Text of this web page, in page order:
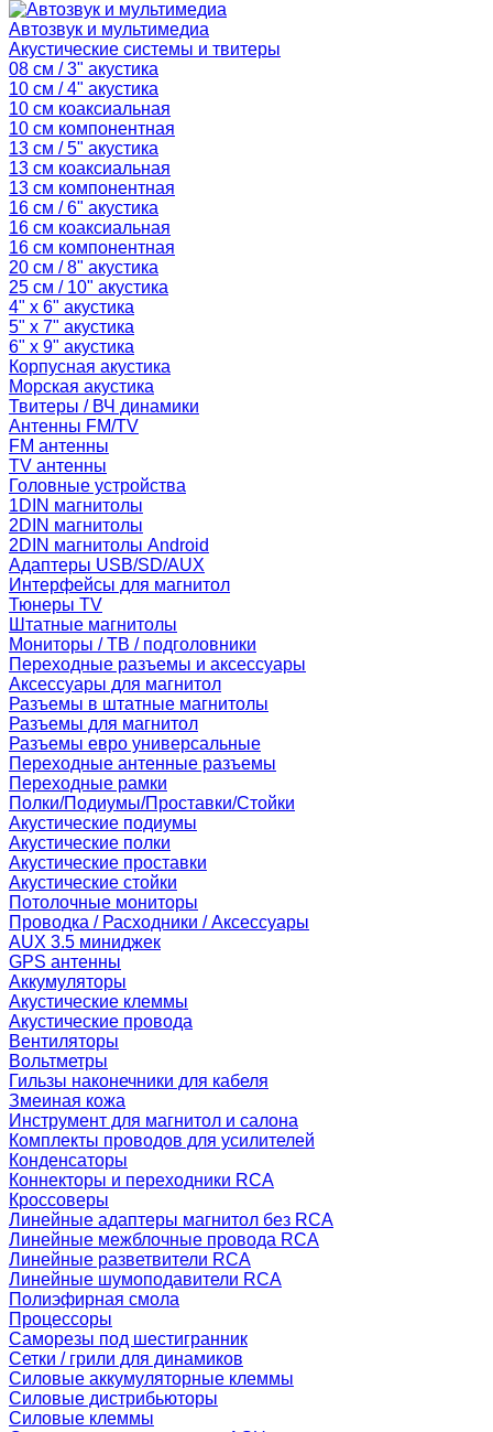
Автозвук и мультимедиа
Акустические системы и твитеры
08 см / 3" акустика
10 см / 4" акустика
10 см коаксиальная
10 см компонентная
13 см / 5" акустика
13 см коаксиальная
13 см компонентная
16 см / 6" акустика
16 см коаксиальная
16 см компонентная
20 см / 8" акустика
25 см / 10" акустика
4" x 6" акустика
5" x 7" акустика
6" x 9" акустика
Корпусная акустика
Морская акустика
Твитеры / ВЧ динамики
Антенны FM/TV
FM антенны
TV антенны
Головные устройства
1DIN магнитолы
2DIN магнитолы
2DIN магнитолы Android
Адаптеры USB/SD/AUX
Интерфейсы для магнитол
Тюнеры TV
Штатные магнитолы
Мониторы / ТВ / подголовники
Переходные разъемы и аксессуары
Аксессуары для магнитол
Разъемы в штатные магнитолы
Разъемы для магнитол
Разъемы евро универсальные
Переходные антенные разъемы
Переходные рамки
Полки/Подиумы/Проставки/Стойки
Акустические подиумы
Акустические полки
Акустические проставки
Акустические стойки
Потолочные мониторы
Проводка / Расходники / Аксессуары
AUX 3.5 миниджек
GPS антенны
Аккумуляторы
Акустические клеммы
Акустические провода
Вентиляторы
Вольтметры
Гильзы наконечники для кабеля
Змеиная кожа
Инструмент для магнитол и салона
Комплекты проводов для усилителей
Конденсаторы
Коннекторы и переходники RCA
Кроссоверы
Линейные адаптеры магнитол без RCA
Линейные межблочные провода RCA
Линейные разветвители RCA
Линейные шумоподавители RCA
Полиэфирная смола
Процессоры
Саморезы под шестигранник
Сетки / грили для динамиков
Силовые аккумуляторные клеммы
Силовые дистрибьюторы
Силовые клеммы